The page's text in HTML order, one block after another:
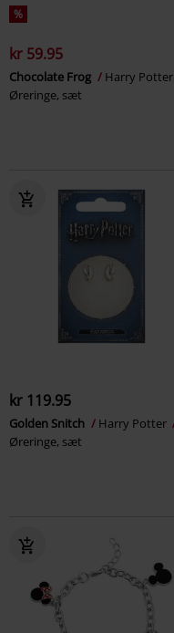
%
kr 59.95
Chocolate Frog
Harry Potter
Øreringe, sæt
kr 119.95
Golden Snitch
Harry Potter
Øreringe, sæt